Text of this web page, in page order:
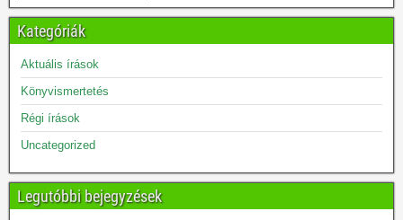
Kategóriák
Aktuális írások
Könyvismertetés
Régi írások
Uncategorized
Legutóbbi bejegyzések